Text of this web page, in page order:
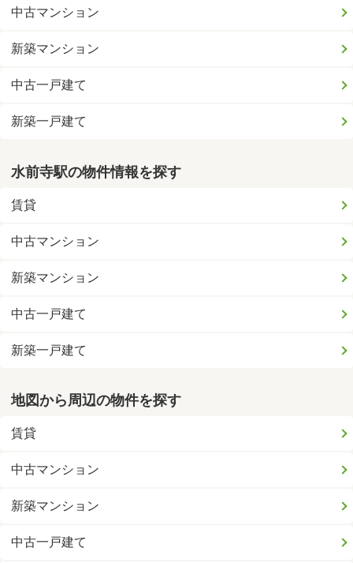
中古マンション
新築マンション
中古一戸建て
新築一戸建て
水前寺駅の物件情報を探す
賃貸
中古マンション
新築マンション
中古一戸建て
新築一戸建て
地図から周辺の物件を探す
賃貸
中古マンション
新築マンション
中古一戸建て